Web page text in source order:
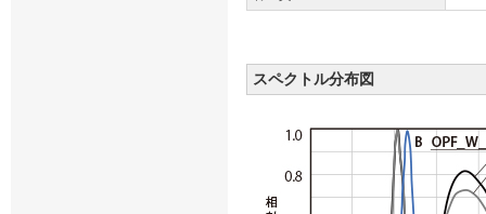
スペクトル分布図